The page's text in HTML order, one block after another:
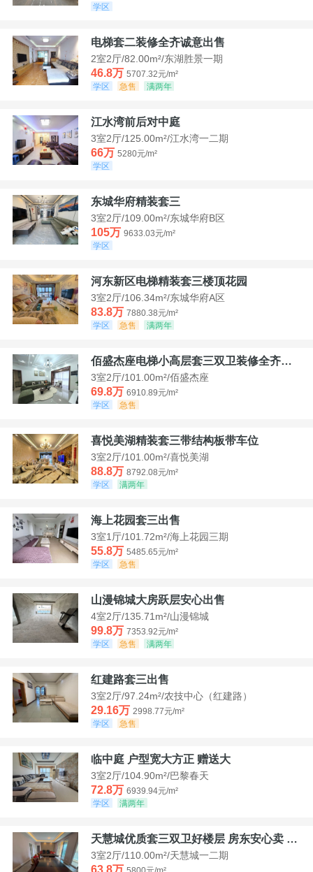
学区
电梯套二装修全齐诚意出售
2室2厅/82.00m²/东湖胜景一期
46.8万 5707.32元/m²
学区
急售 满两年
江水湾前后对中庭
3室2厅/125.00m²/江水湾一二期
66万 5280元/m²
学区
东城华府精装套三
3室2厅/109.00m²/东城华府B区
105万 9633.03元/m²
学区
河东新区电梯精装套三楼顶花园
3室2厅/106.34m²/东城华府A区
83.8万 7880.38元/m²
学区
急售 满两年
佰盛杰座电梯小高层套三双卫装修全齐诚意出售
3室2厅/101.00m²/佰盛杰座
69.8万 6910.89元/m²
学区
急售
喜悦美湖精装套三带结构板带车位
3室2厅/101.00m²/喜悦美湖
88.8万 8792.08元/m²
学区
满两年
海上花园套三出售
3室1厅/101.72m²/海上花园三期
55.8万 5485.65元/m²
学区
急售
山漫锦城大房跃层安心出售
4室2厅/135.71m²/山漫锦城
99.8万 7353.92元/m²
学区
急售 满两年
红建路套三出售
3室2厅/97.24m²/农技中心（红建路）
29.16万 2998.77元/m²
学区
急售
临中庭 户型宽大方正 赠送大
3室2厅/104.90m²/巴黎春天
72.8万 6939.94元/m²
学区
满两年
天慧城优质套三双卫好楼层 房东安心卖 价格好谈
3室2厅/110.00m²/天慧城一二期
63.8万